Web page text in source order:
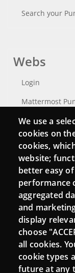
Search your
Webs
Login
Mattermost
Moodle
Connect
Newsletters
We use a
cookies on
cookies,
website;
better easy
performance
aggregated
and
display
choose
all cookies.
cookie types
future at any